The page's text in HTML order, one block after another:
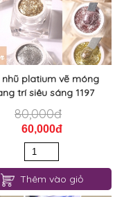
nhũ platium vẽ móng
trí siêu sáng 1197
80,000đ
60,000đ
Thêm vào giỏ